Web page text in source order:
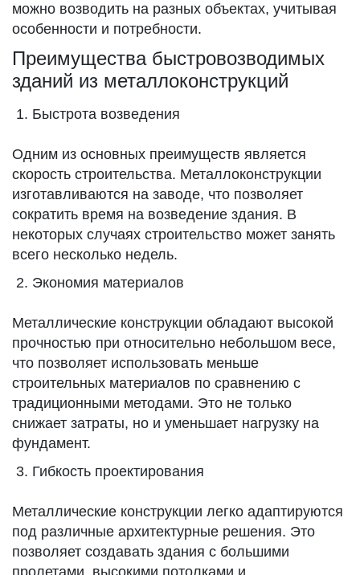
можно возводить на разных объектах, учитывая
особенности и потребности.
Преимущества быстровозводимых
зданий из металлоконструкций
Быстрота возведения
Одним из основных преимуществ является
скорость строительства. Металлоконструкции
изготавливаются на заводе, что позволяет
сократить время на возведение здания. В
некоторых случаях строительство может занять
всего несколько недель.
Экономия материалов
Металлические конструкции обладают высокой
прочностью при относительно небольшом весе,
что позволяет использовать меньше
строительных материалов по сравнению с
традиционными методами. Это не только
снижает затраты, но и уменьшает нагрузку на
фундамент.
Гибкость проектирования
Металлические конструкции легко адаптируются
под различные архитектурные решения. Это
позволяет создавать здания с большими
пролетами, высокими потолками и